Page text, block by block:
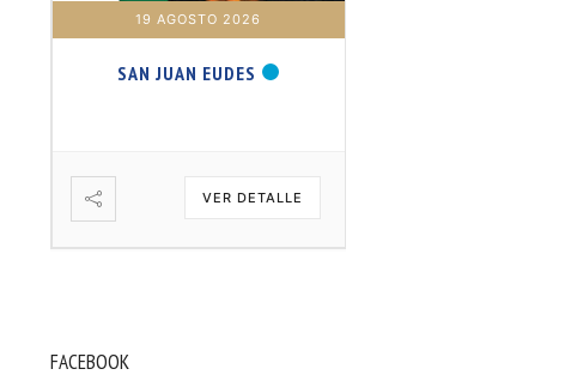
19 AGOSTO 2026
SAN JUAN EUDES
VER DETALLE
FACEBOOK